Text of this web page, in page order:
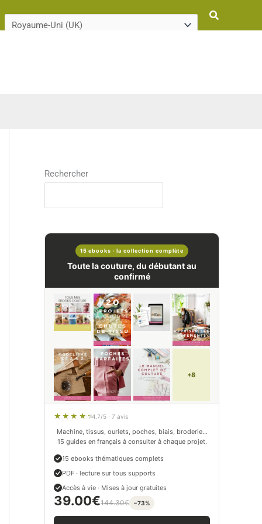
Rechercher
Rechercher
15 ebooks · la collection complète
Toute la couture, du débutant au
confirmé
+8
4.7/5 · 7 avis
Machine, tissus, ourlets, poches, biais, broderie…
15 guides en français à consulter à chaque projet.
15 ebooks thématiques complets
PDF · lecture sur tous supports
Accès à vie · Mises à jour gratuites
39.00€144.30€ −73%